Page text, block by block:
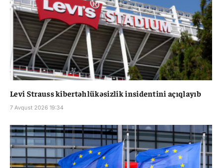
Levi Strauss kibertəhlükəsizlik insidentini açıqlayıb
7 Avqust 2026 19:34